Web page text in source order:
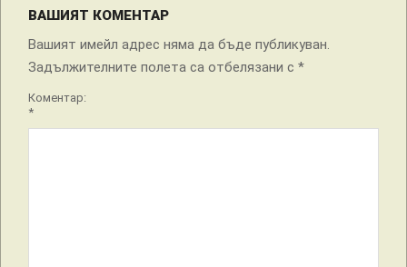
ВАШИЯТ КОМЕНТАР
Вашият имейл адрес няма да бъде публикуван.
Задължителните полета са отбелязани с *
Коментар:
*